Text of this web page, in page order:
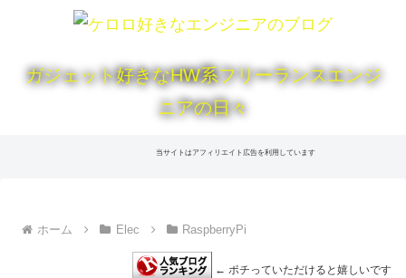
ガジェット好きなHW系フリーランスエンジ
ニアの日々
当サイトはアフィリエイト広告を利用しています
ホーム Elec RaspberryPi
← ポチっていただけると嬉しいです